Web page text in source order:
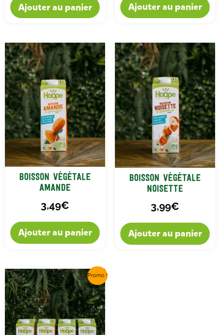
Ajouter au panier Ajouter au panier
Boisson Végétale
Amande
3,49€
Ajouter au panier
Boisson Végétale
Noisette
3,99€
Ajouter au panier
Promo !
Le
prix
initial
était :
13,36€.
Le
prix
actuel
est :
12,50€.